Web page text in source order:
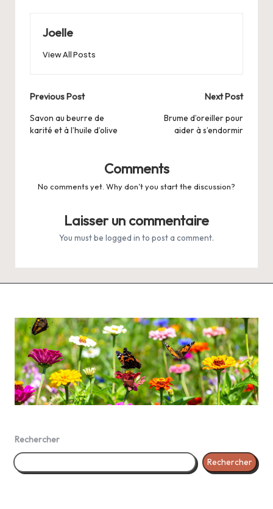
Joelle
View All Posts
Post
navigation
Previous Post
Savon au beurre de
karité et à l’huile d’olive
Next Post
Brume d’oreiller pour
aider à s’endormir
Comments
No comments yet. Why don’t you start the discussion?
Laisser un commentaire
You must be logged in to post a comment.
Rechercher
Rechercher